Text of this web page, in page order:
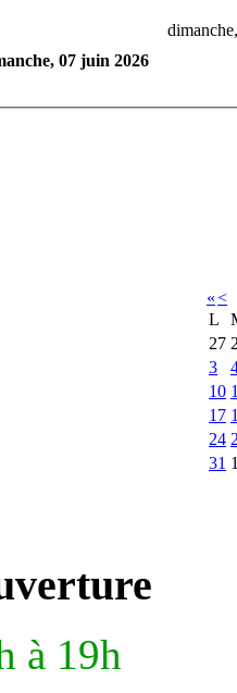
07 juin 2026
«<
L
27
3
10
17
24
31
à 19h